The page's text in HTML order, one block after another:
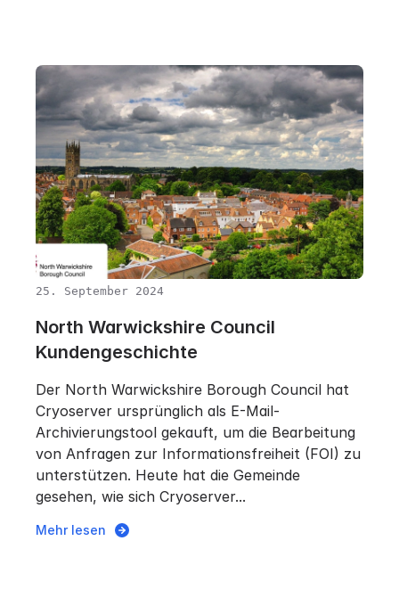
25. September 2024
North Warwickshire Council
Kundengeschichte
Der North Warwickshire Borough Council hat
Cryoserver ursprünglich als E-Mail-
Archivierungstool gekauft, um die Bearbeitung
von Anfragen zur Informationsfreiheit (FOI) zu
unterstützen. Heute hat die Gemeinde
gesehen, wie sich Cryoserver...
Mehr lesen